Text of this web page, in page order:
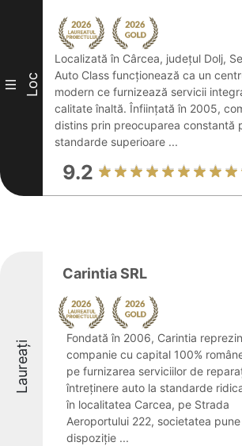
III Loc
Localizată în Cârcea, județul Dolj,
Auto Class funcționează ca un
modern ce furnizează servicii
calitate înaltă. Înființată în 2005,
distins prin preocuparea constantă
standarde superioare ...
9.2
Laureați
Carintia SRL
Fondată în 2006, Carintia
companie cu capital 100%
pe furnizarea serviciilor de
întreținere auto la standarde
în localitatea Carcea, pe Strada
Aeroportului 222, societatea pune
dispoziție ...